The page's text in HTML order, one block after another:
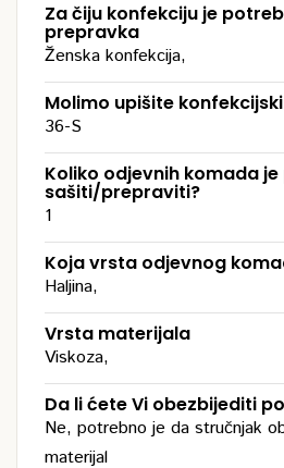
Za čiju konfekciju je
prepravka
Ženska konfekcija,
Molimo upišite
36-S
Koliko odjevnih komada
sašiti/prepraviti?
1
Koja vrsta odjevnog
Haljina,
Vrsta materijala
Viskoza,
Da li ćete Vi obezbijediti
Ne, potrebno je da stručnjak
materijal